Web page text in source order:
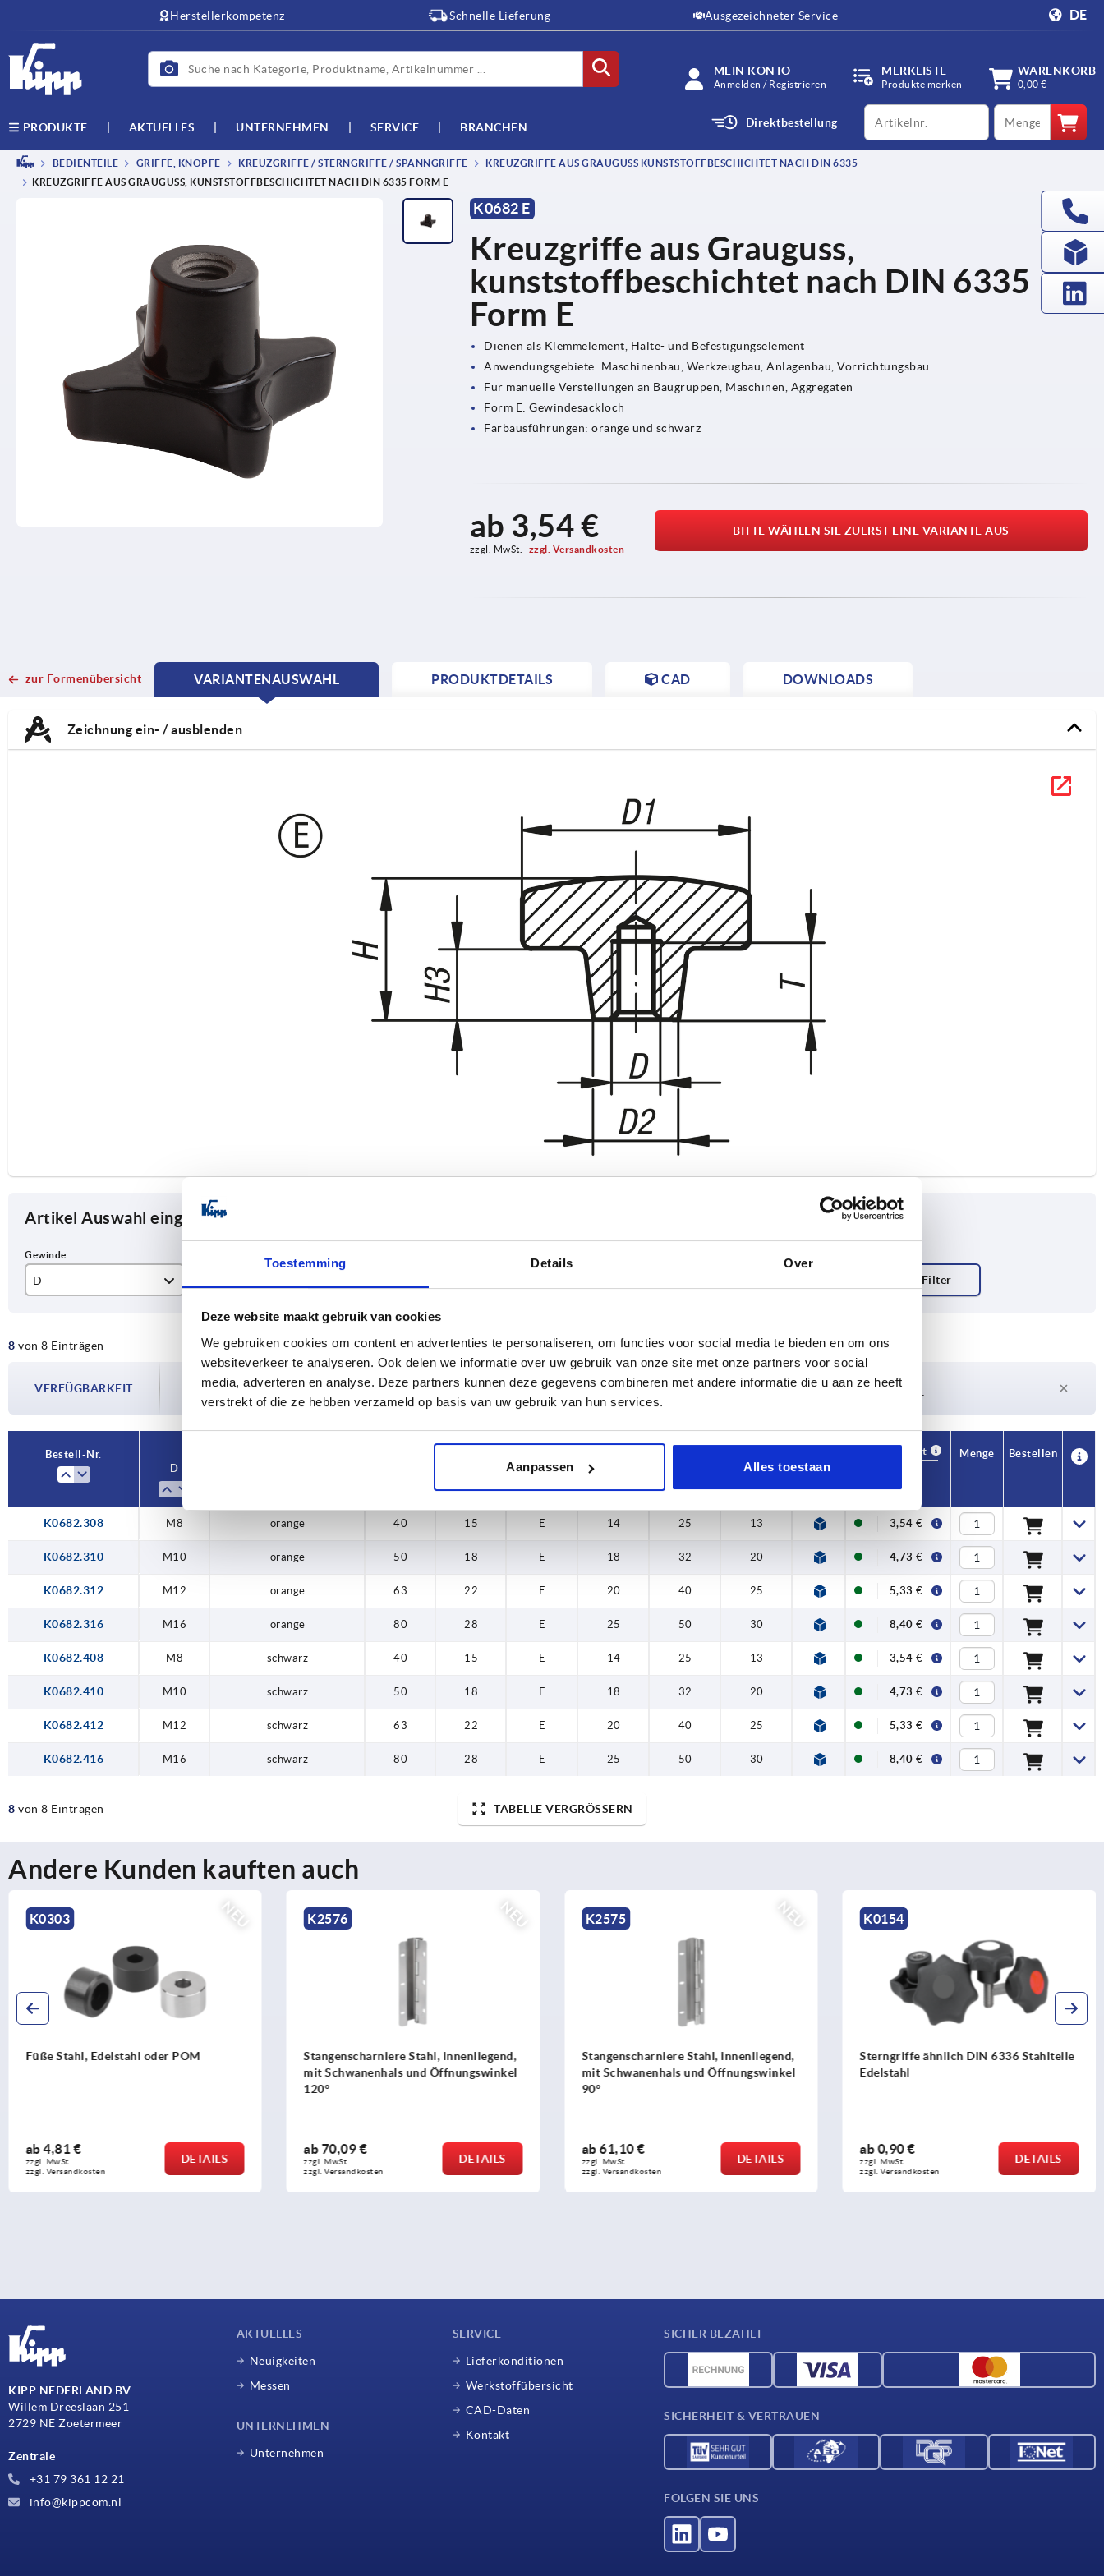
Toestemming Details Over
Deze website maakt gebruik van cookies
We gebruiken cookies om content en advertenties te personaliseren, om functies voor social media te bieden en om ons
websiteverkeer te analyseren. Ook delen we informatie over uw gebruik van onze site met onze partners voor social
media, adverteren en analyse. Deze partners kunnen deze gegevens combineren met andere informatie die u aan ze heeft
verstrekt of die ze hebben verzameld op basis van uw gebruik van hun services.
Aanpassen Alles toestaan
Herstellerkompetenz Schnelle Lieferung Ausgezeichneter Service DE
MEIN KONTO
Anmelden / Registrieren
MERKLISTE
Produkte merken
WARENKORB
0,00 €
PRODUKTE AKTUELLES UNTERNEHMEN SERVICE BRANCHEN Direktbestellung
productCode qty
BEDIENTEILE GRIFFE, KNÖPFE KREUZGRIFFE / STERNGRIFFE / SPANNGRIFFE
KREUZGRIFFE AUS GRAUGUSS KUNSTSTOFFBESCHICHTET NACH DIN 6335
KREUZGRIFFE AUS GRAUGUSS, KUNSTSTOFFBESCHICHTET NACH DIN 6335 FORM E
K0682 E
Kreuzgriffe aus Grauguss,
kunststoffbeschichtet nach DIN 6335
Form E
Dienen als Klemmelement, Halte- und Befestigungselement
Anwendungsgebiete: Maschinenbau, Werkzeugbau, Anlagenbau, Vorrichtungsbau
Für manuelle Verstellungen an Baugruppen, Maschinen, Aggregaten
Form E: Gewindesackloch
Farbausführungen: orange und schwarz
ab 3,54 €
zzgl. MwSt. zzgl. Versandkosten
BITTE WÄHLEN SIE ZUERST EINE VARIANTE AUS
zur Formenübersicht
VARIANTENAUSWAHL
CURRENT
CURRENT
PRODUKTDETAILS CAD DOWNLOADS
Zeichnung ein- / ausblenden
Artikel Auswahl eingrenzen
D
M10
M16
orange
schwarz
40
50
63
18
22
28
8 von 8 Einträgen TABELLE VERGRÖSSERN
VERFÜGBARKEIT
Die Verfügbarkeiten werden in regelmäßigen Abständen mehrmals täglich aktualisiert.
Im finalen Schritt vor Abschluss Ihrer Bestellung erfahren Sie das bestätigte
Versanddatum.
1-3 Tage
Lieferzeit auf Anfrage
Derzeit nicht auf Lager
Bestell-Nr.
D
Form H3
Verfügbarkeit
Menge Bestellen
K0682.308 M8 orange 40 15 E 14 25 13 3,54 €
K0682.310 M10 orange 50 18 E 18 32 20 4,73 €
K0682.312 M12 orange 63 22 E 20 40 25 5,33 €
K0682.316 M16 orange 80 28 E 25 50 30 8,40 €
K0682.408 M8 schwarz 40 15 E 14 25 13 3,54 €
K0682.410 M10 schwarz 50 18 E 18 32 20 4,73 €
K0682.412 M12 schwarz 63 22 E 20 40 25 5,33 €
K0682.416 M16 schwarz 80 28 E 25 50 30 8,40 €
8 von 8 Einträgen TABELLE VERGRÖSSERN
Andere Kunden kauften auch
NEU
K2576
Stangenscharniere Stahl, innenliegend,
ab70,09 €
zzgl. MwSt.
zzgl. Versandkosten
DETAILS
NEU
K2575
Stangenscharniere Stahl, innenliegend,
mit Schwanenhals und Öffnungswinkel
90°
ab61,10 €
zzgl. MwSt.
zzgl. Versandkosten
DETAILS
K0154
Sterngriffe ähnlich DIN 6336 Stahlteile
Edelstahl
ab0,90 €
zzgl. MwSt.
zzgl. Versandkosten
DETAILS
K1020
Dreisterngriffe
ab4,50 €
zzgl. MwSt.
zzgl. Versandkosten
DETAILS
KIPP NEDERLAND BV
Willem Dreeslaan 251
2729 NE Zoetermeer
Zentrale
+31 79 361 12 21
info@kippcom.nl
AKTUELLES
Neuigkeiten
Messen
UNTERNEHMEN
Unternehmen
SERVICE
Lieferkonditionen
Werkstoffübersicht
CAD-Daten
Kontakt
SICHER BEZAHLT
SICHERHEIT & VERTRAUEN
FOLGEN SIE UNS